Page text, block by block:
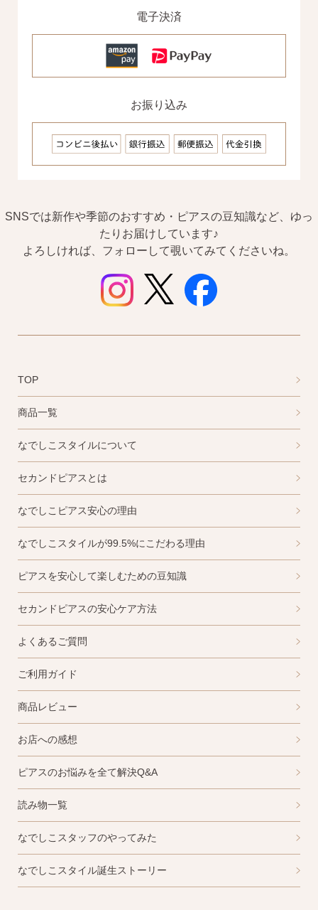
電子決済
お振り込み
SNSでは新作や季節のおすすめ・ピアスの豆知識など、ゆっ
たりお届けしています♪
よろしければ、フォローして覗いてみてくださいね。
TOP
商品一覧
なでしこスタイルについて
セカンドピアスとは
なでしこピアス安心の理由
なでしこスタイルが99.5%にこだわる理由
ピアスを安心して楽しむための豆知識
セカンドピアスの安心ケア方法
よくあるご質問
ご利用ガイド
商品レビュー
お店への感想
ピアスのお悩みを全て解決Q&A
読み物一覧
なでしこスタッフのやってみた
なでしこスタイル誕生ストーリー